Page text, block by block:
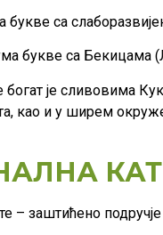
са
букве са Бекицама
је сливовима
као и у ширем
– заштићено